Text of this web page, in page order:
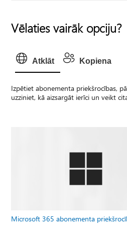
Vēlaties vairāk opciju?
Atklāt Kopiena
Izpētiet abonementa priekšrocības,
uzziniet, kā aizsargāt ierīci un veikt
Microsoft 365 abonementa